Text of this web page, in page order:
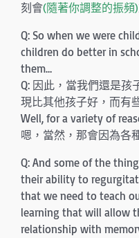
刻會(隨著你調整的振頻)
Q: So when we were
children do better in
them…
Q: 因此，當我們還是孩
現比其他孩子好，而有
Well, for a variety of
嗯，當然，那會因為各
Q: And some of the
their ability to
that we need to teach
learning that will allow
relationship with